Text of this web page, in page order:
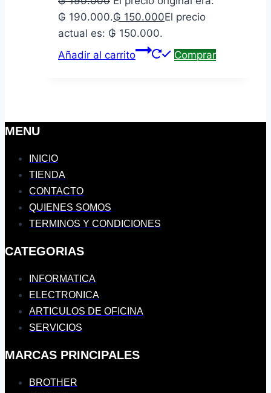
₲ 190.000.₲ 150.000El precio
actual es: ₲ 150.000.
Añadir al carrito
Comprar
MENU
INICIO
TIENDA
CONTACTO
QUIENES SOMOS
TERMINOS Y CONDICIONES
CATEGORIAS
INFORMATICA
ELECTRONICA
ARTICULOS DE OFICINA
SERVICIOS
MARCAS PRINCIPALES
BROTHER